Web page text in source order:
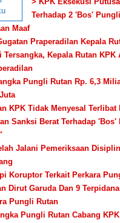
Terhadap 2 'Bos'
Maaf
Praperadilan Kepala
Tersangka, Kepala Rutan KPK
Pungli Rutan Rp. 6,3
KPK Tidak Menyesal
Sanksi Berat Terhadap
Jalani Pemeriksaan
Koruptor Terkait Perkara
Dirut Garuda Dan 9
Pungli Rutan
Pungli Rutan Cabang